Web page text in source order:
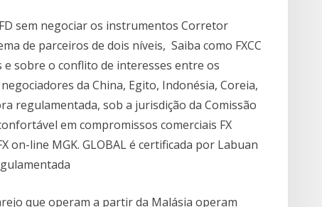
sem negociar os instrumentos Corretor
de parceiros de dois níveis, Saiba como FXCC
e sobre o conflito de interesses entre os
da China, Egito, Indonésia, Coreia,
regulamentada, sob a jurisdição da Comissão
em compromissos comerciais FX
on-line MGK. GLOBAL é certificada por Labuan
que operam a partir da Malásia operam